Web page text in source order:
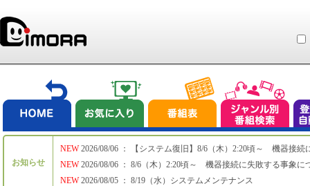
お知らせ
NEW
NEW
NEW
2026/08/06 ： 【システム復旧】8/6（木）2:20頃～ 機器接続
2026/08/06 ： 8/6（木）2:20頃～ 機器接続に失敗する事象に
2026/08/05 ： 8/19（水）システムメンテナンス